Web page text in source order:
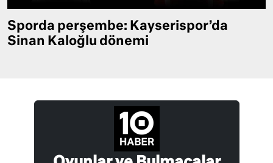
Sporda perşembe: Kayserispor’da
Sinan Kaloğlu dönemi